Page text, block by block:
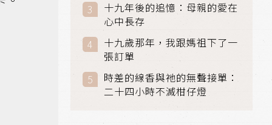
｜義大利 羅馬
十九年後的追憶：母親的愛在
心中長存
十九歲那年，我跟媽祖下了一
張訂單
時差的線香與祂的無聲接單：
二十四小時不滅柑仔燈